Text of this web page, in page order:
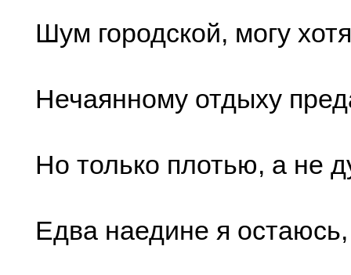
Шум городской, могу
Нечаянному отдыху
Но только плотью, а не
Едва наедине я остаюсь,